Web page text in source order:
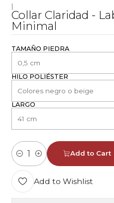
Collar Claridad -
Minimal
TAMAÑO PIEDRA
HILO POLIÉSTER
LARGO
Quantity
Add to Cart
Add to Wishlist